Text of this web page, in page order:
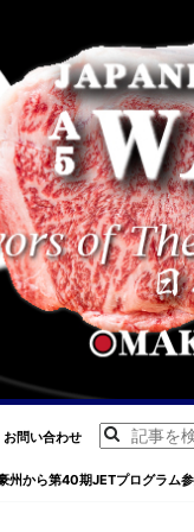
お問い合わせ
州から第40期JETプログラム